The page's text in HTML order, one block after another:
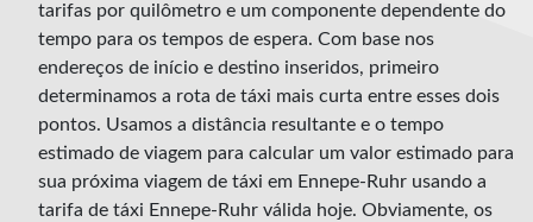
tarifas por quilômetro e um componente dependente do
tempo para os tempos de espera. Com base nos
endereços de início e destino inseridos, primeiro
determinamos a rota de táxi mais curta entre esses dois
pontos. Usamos a distância resultante e o tempo
estimado de viagem para calcular um valor estimado para
sua próxima viagem de táxi em Ennepe-Ruhr usando a
tarifa de táxi Ennepe-Ruhr válida hoje. Obviamente, os